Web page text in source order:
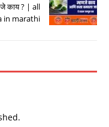
काय ? | all
in marathi